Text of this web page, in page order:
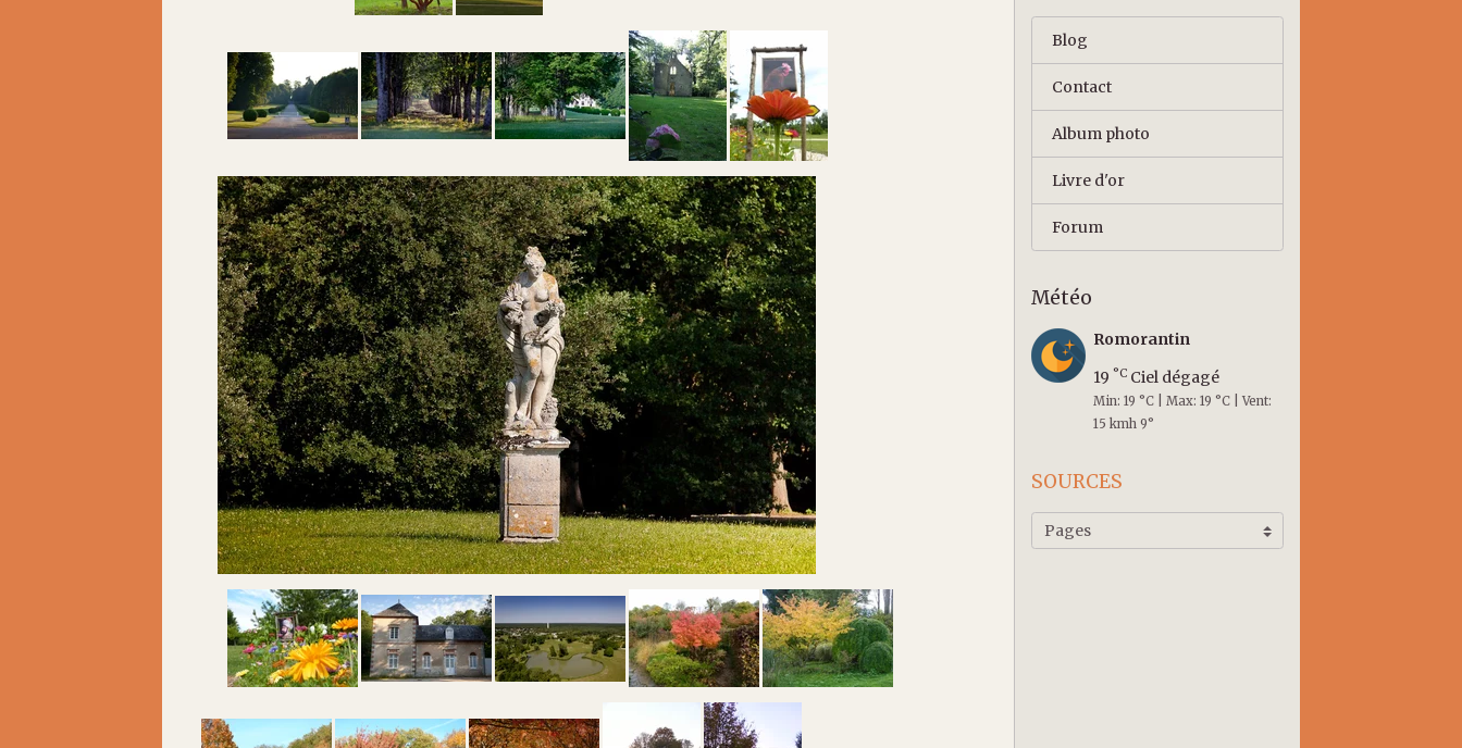
Blog
Contact
Album photo
Livre d'or
Forum
Météo
Romorantin
19 °C Ciel dégagé
Min: 19 °C | Max: 19 °C | Vent:
15 kmh 9°
SOURCES